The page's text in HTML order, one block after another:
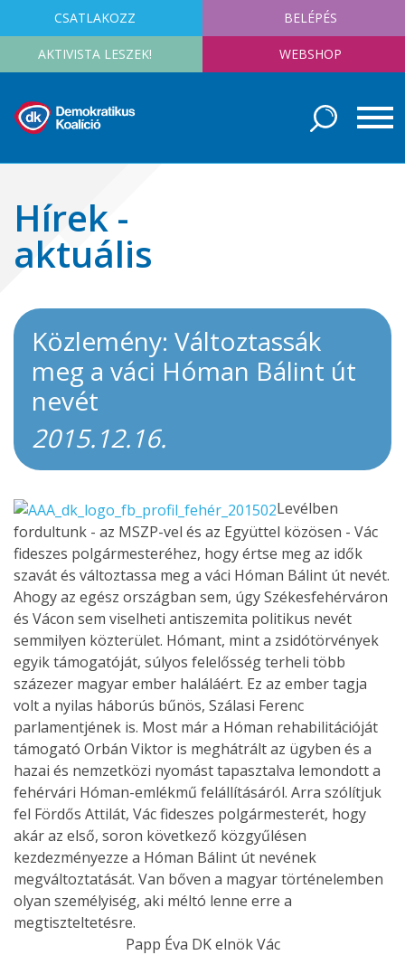
CSATLAKOZZ BELÉPÉS
AKTIVISTA LESZEK! WEBSHOP
Hírek -
aktuális
Közlemény: Változtassák
meg a váci Hóman Bálint út
nevét
2015.12.16.
Levélben
fordultunk - az MSZP-vel és az Együttel közösen - Vác
fideszes polgármesteréhez, hogy értse meg az idők
szavát és változtassa meg a váci Hóman Bálint út nevét.
Ahogy az egész országban sem, úgy Székesfehérváron
és Vácon sem viselheti antiszemita politikus nevét
semmilyen közterület. Hómant, mint a zsidótörvények
egyik támogatóját, súlyos felelősség terheli több
százezer magyar ember haláláért. Ez az ember tagja
volt a nyilas háborús bűnös, Szálasi Ferenc
parlamentjének is. Most már a Hóman rehabilitációját
támogató Orbán Viktor is meghátrált az ügyben és a
hazai és nemzetközi nyomást tapasztalva lemondott a
fehérvári Hóman-emlékmű felállításáról. Arra szólítjuk
fel Fördős Attilát, Vác fideszes polgármesterét, hogy
akár az első, soron következő közgyűlésen
kezdezményezze a Hóman Bálint út nevének
megváltoztatását. Van bőven a magyar történelemben
olyan személyiség, aki méltó lenne erre a
megtiszteltetésre.
Papp Éva DK elnök Vác